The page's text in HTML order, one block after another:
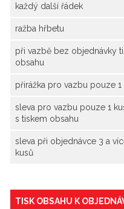
každý další řádek
ražba hřbetu
při vazbě bez objednávky
obsahu
přirážka pro vazbu pouze 1
sleva pro vazbu pouze 1
s tiskem obsahu
sleva při objednávce 3 a
kusů
TISK OBSAHU K